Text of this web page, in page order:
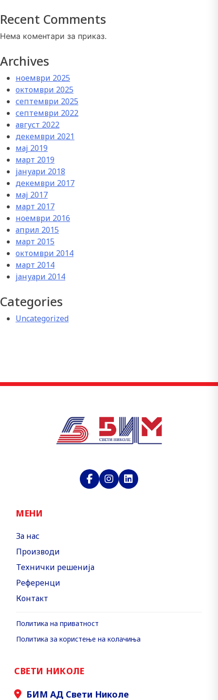
Recent Comments
Нема коментари за приказ.
Archives
ноември 2025
октомври 2025
септември 2025
септември 2022
август 2022
декември 2021
мај 2019
март 2019
јануари 2018
декември 2017
мај 2017
март 2017
ноември 2016
април 2015
март 2015
октомври 2014
март 2014
јануари 2014
Categories
Uncategorized
МЕНИ
За нас
Производи
Технички решенија
Референци
Контакт
Политика на приватност
Политика за користење на колачиња
СВЕТИ НИКОЛЕ
БИМ АД Свети Николе